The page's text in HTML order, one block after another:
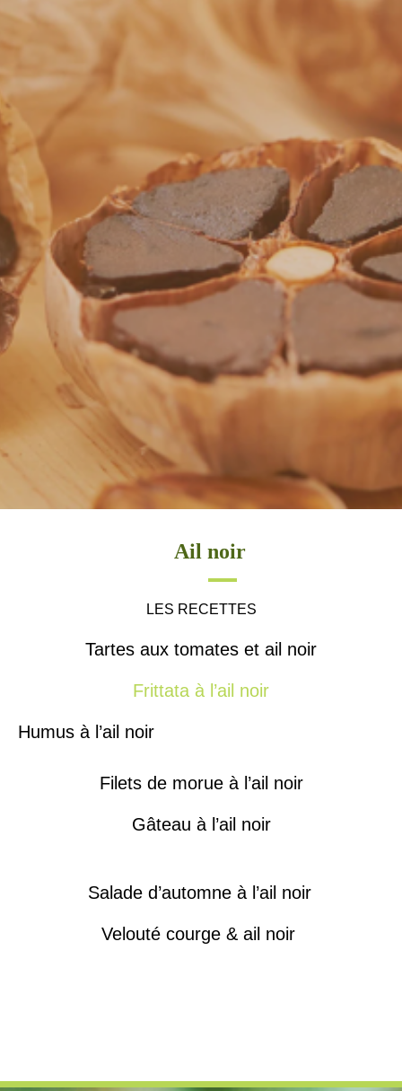
Ail noir
LES RECETTES
Tartes aux tomates et ail noir
Frittata à l’ail noir
Humus à l’ail noir
Filets de morue à l’ail noir
Gâteau à l’ail noir
Salade d’automne à l’ail noir
Velouté courge & ail noir